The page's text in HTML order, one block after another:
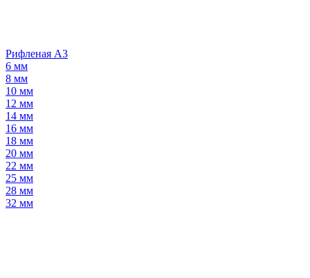
Рифленая А3
6 мм
8 мм
10 мм
12 мм
14 мм
16 мм
18 мм
20 мм
22 мм
25 мм
28 мм
32 мм